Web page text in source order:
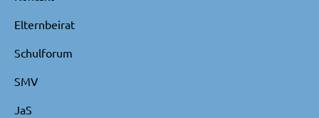
Elternbeirat
Schulforum
SMV
JaS